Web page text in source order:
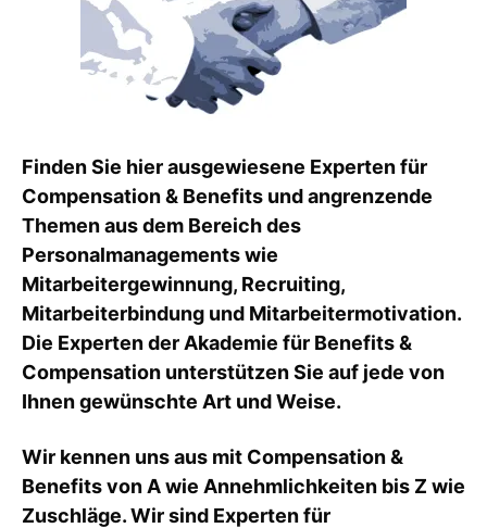
Finden Sie hier ausgewiesene Experten für
Compensation & Benefits und angrenzende
Themen aus dem Bereich des
Personalmanagements wie
Mitarbeitergewinnung, Recruiting,
Mitarbeiterbindung und Mitarbeitermotivation.
Die Experten der Akademie für Benefits &
Compensation unterstützen Sie auf jede von
Ihnen gewünschte Art und Weise.
Wir kennen uns aus mit Compensation &
Benefits von A wie Annehmlichkeiten bis Z wie
Zuschläge. Wir sind Experten für